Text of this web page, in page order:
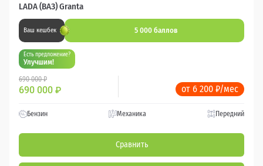
LADA (ВАЗ) Granta
Ваш кешбек 5 000 баллов
Есть предложение?
Улучшим!
690 000 ₽
690 000 ₽ от 6 200 ₽/мес
Бензин Механика Передний
Сравнить